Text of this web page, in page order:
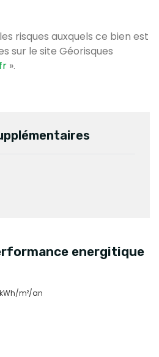
risques auxquels ce bien est
sur le site Géorisques
».
energitique
kWh/m²/an